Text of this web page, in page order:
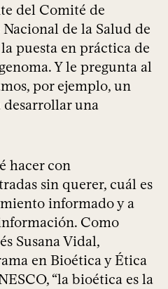
del Comité de
de la Salud de
puesta en práctica de
Y le pregunta al
por ejemplo, un
una
hacer con
sin querer, cuál es
informado y a
Como
Susana Vidal,
en Bioética y Ética
“la bioética es la